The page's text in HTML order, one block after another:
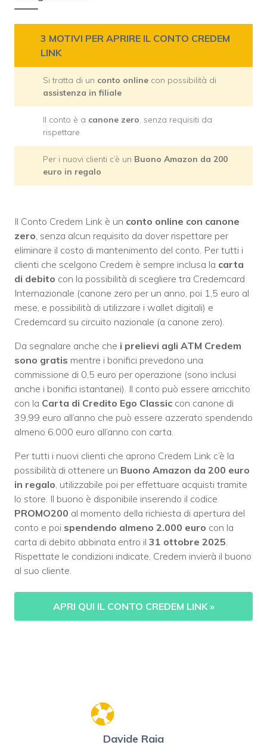
3 MOTIVI PER APRIRE IL CONTO CREDEM
LINK
Si tratta di un conto online con possibilità di
assistenza in filiale
Il conto è a canone zero, senza requisiti da
rispettare
Per i nuovi clienti c’è un Buono Amazon da 200
euro in regalo
Il Conto Credem Link è un conto online con canone
zero, senza alcun requisito da dover rispettare per
eliminare il costo di mantenimento del conto. Per tutti i
clienti che scelgono Credem è sempre inclusa la carta
di debito con la possibilità di scegliere tra Credemcard
Internazionale (canone zero per un anno, poi 1,5 euro al
mese, e possibilità di utilizzare i wallet digitali) e
Credemcard su circuito nazionale (a canone zero).
Da segnalare anche che i prelievi agli ATM Credem
sono gratis mentre i bonifici prevedono una
commissione di 0,5 euro per operazione (sono inclusi
anche i bonifici istantanei). Il conto può essere arricchito
con la Carta di Credito Ego Classic con canone di
39,99 euro all’anno che può essere azzerato spendendo
almeno 6.000 euro all’anno con carta.
Per tutti i nuovi clienti che aprono Credem Link c’è la
possibilità di ottenere un Buono Amazon da 200 euro
in regalo, utilizzabile poi per effettuare acquisti tramite
lo store. Il buono è disponibile inserendo il codice
PROMO200 al momento della richiesta di apertura del
conto e poi spendendo almeno 2.000 euro con la
carta di debito abbinata entro il 31 ottobre 2025.
Rispettate le condizioni indicate, Credem invierà il buono
al suo cliente.
APRI QUI IL CONTO CREDEM LINK»
Davide Raia